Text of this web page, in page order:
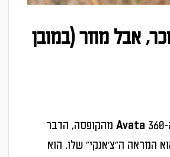
אבל מוזר (במובן
כשמוציאים את ה-Avata 360 מהקופסה, הדבר
המראה ה"צ'אנקי" שלו. הוא